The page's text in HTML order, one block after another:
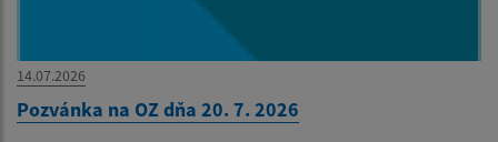
14.07.2026
Pozvánka na OZ dňa 20. 7. 2026